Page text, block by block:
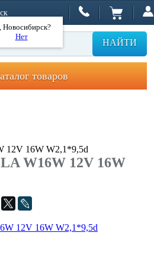
Нет
НАЙТИ
товаров
12V 16W W2,1*9,5d
W16W 12V 16W